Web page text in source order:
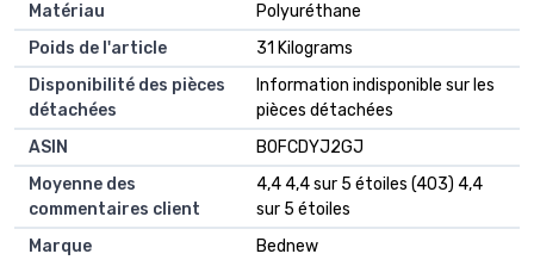
Matériau
‎Polyuréthane
Poids de l'article
‎31 Kilograms
Disponibilité des pièces
détachées
‎Information indisponible sur les
pièces détachées
ASIN
B0FCDYJ2GJ
Moyenne des
commentaires client
4,4 4,4 sur 5 étoiles (403) 4,4
sur 5 étoiles
Marque
Bednew